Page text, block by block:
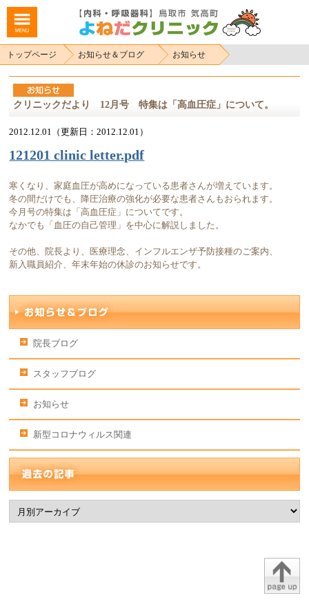
トップページ お知らせ＆ブログ お知らせ
クリニックだより 12月号 特集は「高血圧症」について。
2012.12.01（更新日：2012.12.01）
121201 clinic letter.pdf
寒くなり、家庭血圧が高めになっている患者さんが増えています。
冬の間だけでも、降圧治療の強化が必要な患者さんもおられます。
今月号の特集は「高血圧症」についてです。
なかでも「血圧の自己管理」を中心に解説しました。
その他、院長より、医療理念、インフルエンザ予防接種のご案内、
新入職員紹介、年末年始の休診のお知らせです。
院長ブログ
スタッフブログ
お知らせ
新型コロナウィルス関連